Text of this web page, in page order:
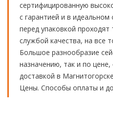
сертифицированную
с гарантией и в идеальном
перед упаковкой
службой качества, на все
Большое разнообразие
назначению, так и по
доставкой в
Цены. Способы оплаты и